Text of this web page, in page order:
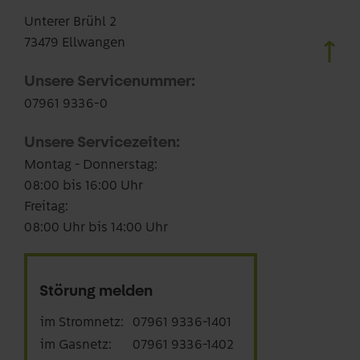
Unterer Brühl 2
73479 Ellwangen
Unsere Servicenummer:
07961 9336-0
Unsere Servicezeiten:
Montag - Donnerstag:
08:00 bis 16:00 Uhr
Freitag:
08:00 Uhr bis 14:00 Uhr
Störung melden
im Stromnetz:
07961 9336-1401
im Gasnetz:
07961 9336-1402